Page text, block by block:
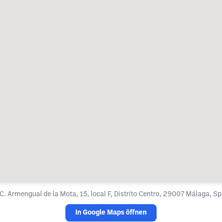
Armengual de la Mota, 15, local F, Distrito Centro, 29007 Málaga,
In Google Maps öffnen